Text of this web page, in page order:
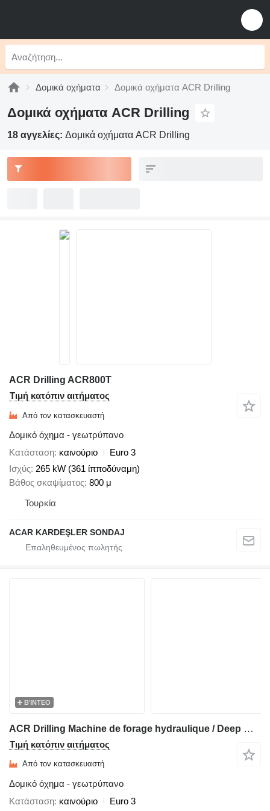
Δομικά οχήματα Δομικά οχήματα ACR Drilling
Δομικά οχήματα ACR Drilling
18 αγγελίες: Δομικά οχήματα ACR Drilling
ACR Drilling ACR800T
Τιμή κατόπιν αιτήματος
Από τον κατασκευαστή
Δομικό όχημα - γεωτρύπανο
Κατάσταση καινούριο
Euro 3
Ισχύς 265 kW (361 ίπποδύναμη)
Βάθος σκαψίματος 800 μ
Τουρκία
ACAR KARDEŞLER SONDAJ
ΒΊΝΤΕΟ
ACR Drilling Machine de forage hydraulique / Deep Water Drilling Rig
Τιμή κατόπιν αιτήματος
Από τον κατασκευαστή
Δομικό όχημα - γεωτρύπανο
Κατάσταση καινούριο Euro 3